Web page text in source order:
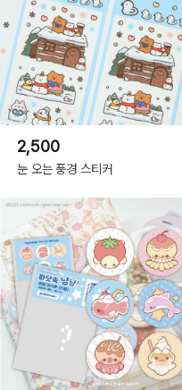
2,500
눈 오는 풍경 스티커